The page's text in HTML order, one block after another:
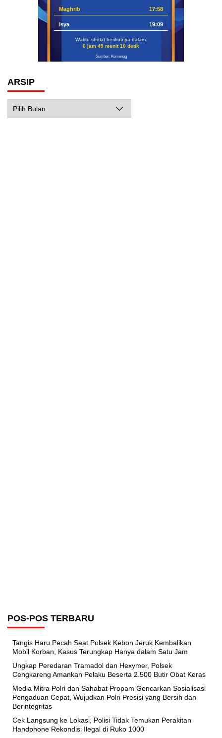
Maghrib 17:58
Isya 19:09
Waktu sholat berikutnya dalam:
0 jam 49 menit 8 detik
Sumber: Kemenag
ARSIP
POS-POS TERBARU
Tangis Haru Pecah Saat Polsek Kebon Jeruk Kembalikan
Mobil Korban, Kasus Terungkap Hanya dalam Satu Jam
Ungkap Peredaran Tramadol dan Hexymer, Polsek
Cengkareng Amankan Pelaku Beserta 2.500 Butir Obat Keras
Media Mitra Polri dan Sahabat Propam Gencarkan Sosialisasi
Pengaduan Cepat, Wujudkan Polri Presisi yang Bersih dan
Berintegritas
Cek Langsung ke Lokasi, Polisi Tidak Temukan Perakitan
Handphone Rekondisi Ilegal di Ruko 1000